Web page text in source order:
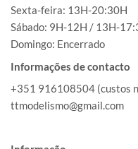
Sexta-feira: 13H-20:30H
Sábado: 9H-12H / 13H-
Domingo: Encerrado
Informações de contacto
+351 916108504 (custos
ttmodelismo@gmail.com